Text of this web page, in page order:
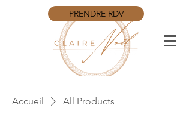
PRENDRE RDV
Accueil All Products